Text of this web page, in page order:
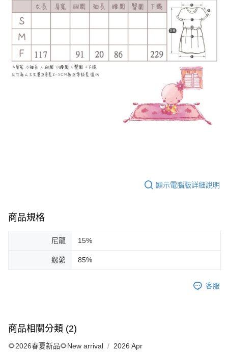
顯示電腦版詳細說明
商品規格
尼龍 15%
縲縈 85%
客服
商品相關分類 (2)
🌻2026春夏新品🌻New arrival 2026 Apr